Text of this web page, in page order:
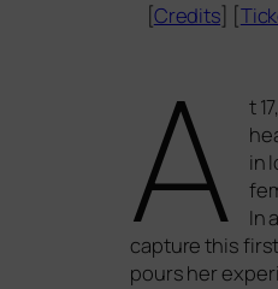
[Credits] [
A
t
in
In
cap­tu­re this
pours her